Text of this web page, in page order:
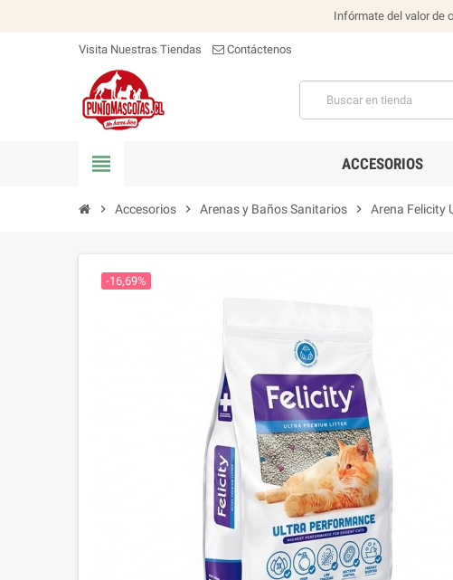
Infórmate del valor de
Visita Nuestras Tiendas Contáctenos
view_headline ACCESORIOS
chevron_right Accesorios chevron_right Arenas y Baños Sanitarios chevron_right Arena Felicity
-16,69%